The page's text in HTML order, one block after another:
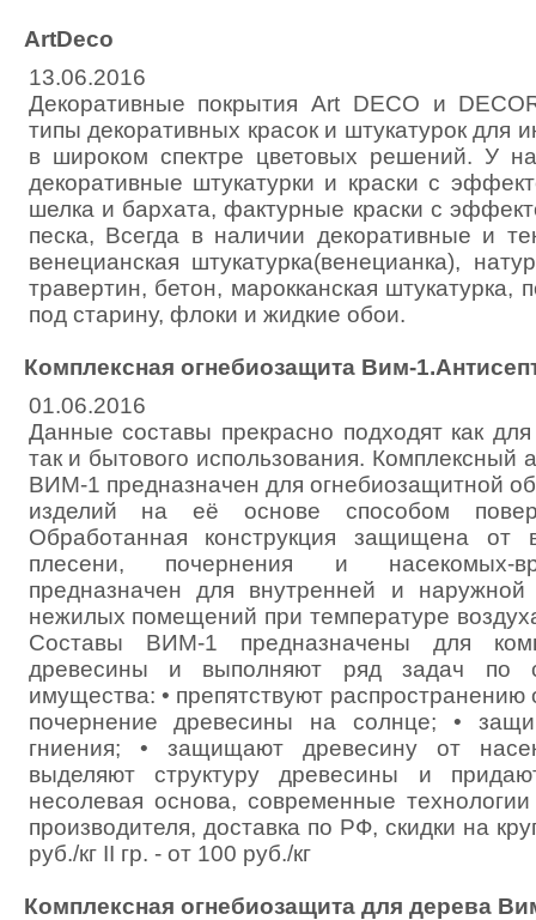
ArtDeco
13.06.2016
Декоративные покрытия Art DECO и
типы декоративных красок и штукатурок для
в широком спектре цветовых решений. У
декоративные штукатурки и краски с
шелка и бархата, фактурные краски с
песка, Всегда в наличии декоративные и
венецианская штукатурка(венецианка),
травертин, бетон, марокканская штукатурка,
под старину, флоки и жидкие обои.
Комплексная огнебиозащита Вим-
01.06.2016
Данные составы прекрасно подходят как
так и бытового использования. Комплексный
ВИМ-1 предназначен для огнебиозащитной
изделий на её основе способом
Обработанная конструкция защищена от
плесени, почернения и насекомых-
предназначен для внутренней и
нежилых помещений при температуре
Составы ВИМ-1 предназначены для
древесины и выполняют ряд задач по
имущества: • препятствуют распространению
почернение древесины на солнце; •
гниения; • защищают древесину от
выделяют структуру древесины и
несолевая основа, современные
производителя, доставка по РФ, скидки на
руб./кг II гр. - от 100 руб./кг
Комплексная огнебиозащита для дерева